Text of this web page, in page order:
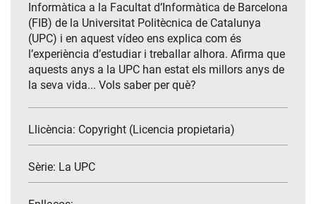
Informàtica a la Facultat d’Informàtica de Barcelona
(FIB) de la Universitat Politècnica de Catalunya
(UPC) i en aquest vídeo ens explica com és
l’experiència d’estudiar i treballar alhora. Afirma que
aquests anys a la UPC han estat els millors anys de
la seva vida... Vols saber per què?
Llicència: Copyright (Licencia propietaria)
Sèrie: La UPC